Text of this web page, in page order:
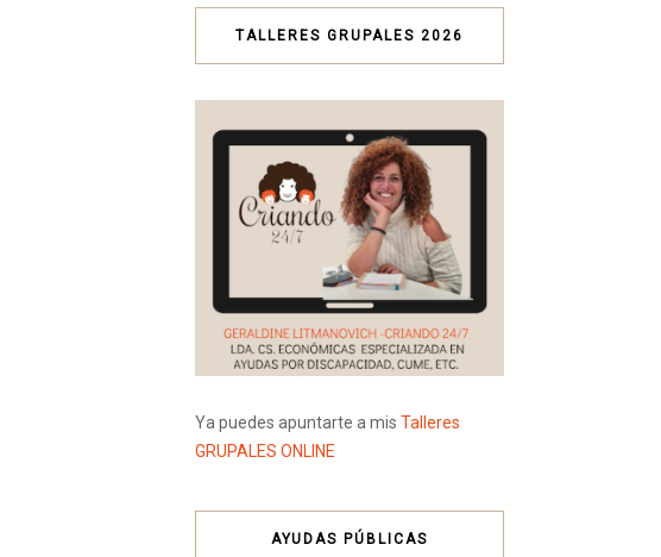
TALLERES GRUPALES 2026
Ya puedes apuntarte a mis Talleres
GRUPALES ONLINE
AYUDAS PÚBLICAS